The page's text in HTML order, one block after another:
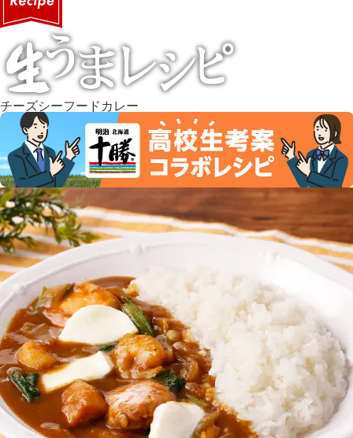
チーズシーフードカレー